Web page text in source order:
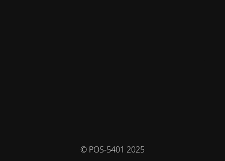
© POS-5401 2025